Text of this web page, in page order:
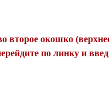
второе окошко
по линку и